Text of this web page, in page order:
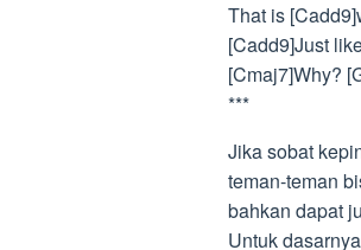
That is
[Cadd9]Just
[Cmaj7]Why?
***
Jika sobat
teman-teman
bahkan dapat
Untuk